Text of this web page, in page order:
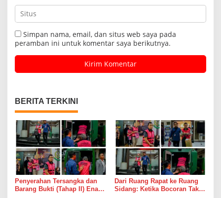
Simpan nama, email, dan situs web saya pada
peramban ini untuk komentar saya berikutnya.
BERITA TERKINI
Penyerahan Tersangka dan
Barang Bukti (Tahap II) Enam
Dari Ruang Rapat ke Ruang
Sidang: Ketika Bocoran Tak